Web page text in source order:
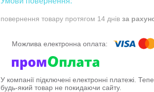
повернення товару протягом 14 днів за
У компанії підключені електронні платежі.
будь-який товар не покидаючи сайту.